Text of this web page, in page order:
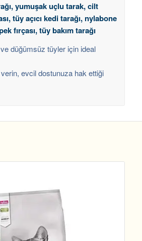
yumuşak uçlu tarak, cilt
tüy açıcı kedi tarağı, nylabone
fırçası, tüy bakım tarağı
ve düğümsüz tüyler için ideal
evcil dostunuza hak ettiği